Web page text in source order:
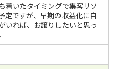
着いたタイミングで集客リソ
定ですが、早期の収益化に自
いれば、お譲りしたいと思っ